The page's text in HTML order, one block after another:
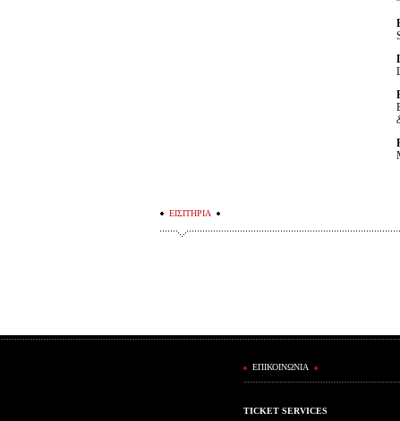
ΕΙΣΙΤΗΡΙΑ
ΕΠΙΚΟΙΝΩΝΙΑ
TICKET SERVICES